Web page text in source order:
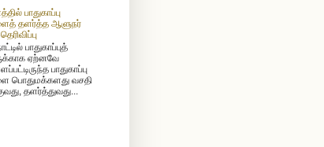
பாதுகாப்பு
தளர்த்த ஆளுநர்
பாதுகாப்புத்
ஏற்னவே
பாதுகாப்பு
பொதுமக்களது வசதி
தளர்த்துவது...